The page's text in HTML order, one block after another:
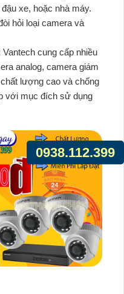
xe, hoặc nhà máy.
hỏi loại camera và
cung cấp nhiều
analog, camera giám
lượng cao và chống
với mục đích sử dụng
0938.112.399